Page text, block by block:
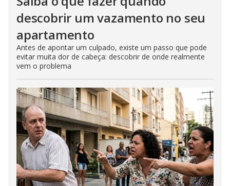
descobrir um vazamento no seu
apartamento
Antes de apontar um culpado, existe um passo que pode
evitar muita dor de cabeça: descobrir de onde realmente
vem o problema